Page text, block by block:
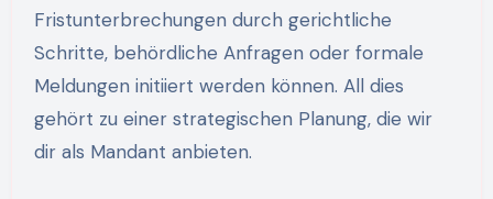
Fristunterbrechungen durch gerichtliche
Schritte, behördliche Anfragen oder formale
Meldungen initiiert werden können. All dies
gehört zu einer strategischen Planung, die wir
dir als Mandant anbieten.